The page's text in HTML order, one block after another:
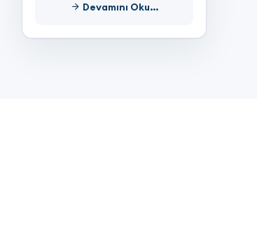
Devamını Oku...